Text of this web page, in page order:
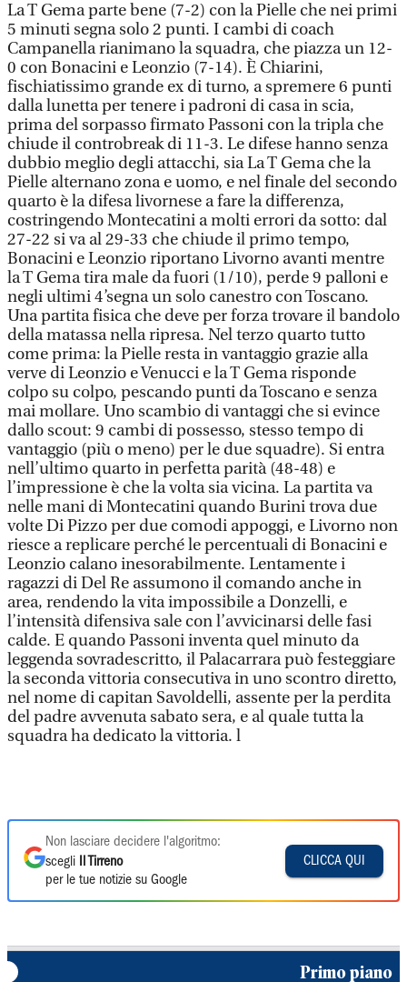
La T Gema parte bene (7-2) con la Pielle che nei primi
5 minuti segna solo 2 punti. I cambi di coach
Campanella rianimano la squadra, che piazza un 12-
0 con Bonacini e Leonzio (7-14). È Chiarini,
fischiatissimo grande ex di turno, a spremere 6 punti
dalla lunetta per tenere i padroni di casa in scia,
prima del sorpasso firmato Passoni con la tripla che
chiude il controbreak di 11-3. Le difese hanno senza
dubbio meglio degli attacchi, sia La T Gema che la
Pielle alternano zona e uomo, e nel finale del secondo
quarto è la difesa livornese a fare la differenza,
costringendo Montecatini a molti errori da sotto: dal
27-22 si va al 29-33 che chiude il primo tempo,
Bonacini e Leonzio riportano Livorno avanti mentre
la T Gema tira male da fuori (1/10), perde 9 palloni e
negli ultimi 4’segna un solo canestro con Toscano.
Una partita fisica che deve per forza trovare il bandolo
della matassa nella ripresa. Nel terzo quarto tutto
come prima: la Pielle resta in vantaggio grazie alla
verve di Leonzio e Venucci e la T Gema risponde
colpo su colpo, pescando punti da Toscano e senza
mai mollare. Uno scambio di vantaggi che si evince
dallo scout: 9 cambi di possesso, stesso tempo di
vantaggio (più o meno) per le due squadre). Si entra
nell’ultimo quarto in perfetta parità (48-48) e
l’impressione è che la volta sia vicina. La partita va
nelle mani di Montecatini quando Burini trova due
volte Di Pizzo per due comodi appoggi, e Livorno non
riesce a replicare perché le percentuali di Bonacini e
Leonzio calano inesorabilmente. Lentamente i
ragazzi di Del Re assumono il comando anche in
area, rendendo la vita impossibile a Donzelli, e
l’intensità difensiva sale con l’avvicinarsi delle fasi
calde. E quando Passoni inventa quel minuto da
leggenda sovradescritto, il Palacarrara può festeggiare
la seconda vittoria consecutiva in uno scontro diretto,
nel nome di capitan Savoldelli, assente per la perdita
del padre avvenuta sabato sera, e al quale tutta la
squadra ha dedicato la vittoria. l
Non lasciare decidere l'algoritmo:
scegli
Il Tirreno
per le tue notizie su Google
CLICCA QUI
Primo piano